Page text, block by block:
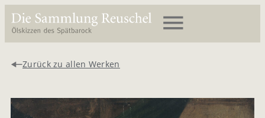
Zurück zu allen Werken